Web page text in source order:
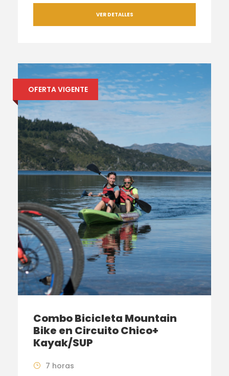
VER DETALLES
OFERTA VIGENTE
Combo Bicicleta Mountain
Bike en Circuito Chico+
Kayak/SUP
7 horas